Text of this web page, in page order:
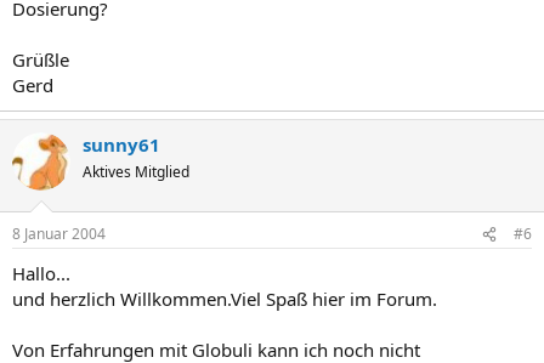
Dosierung?
Grüßle
Gerd
sunny61
Aktives Mitglied
8 Januar 2004 #6
Hallo...
und herzlich Willkommen.Viel Spaß hier im Forum.
Von Erfahrungen mit Globuli kann ich noch nicht